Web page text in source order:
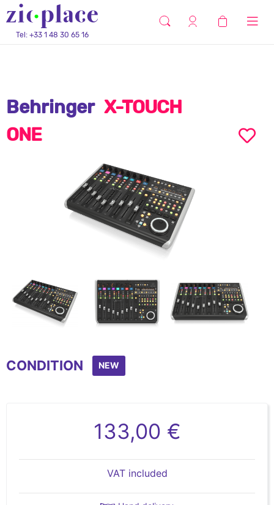
Tel: +33 1 48 30 65 16
Behringer X-TOUCH
ONE
of
CONDITION NEW
133,00 €
VAT included